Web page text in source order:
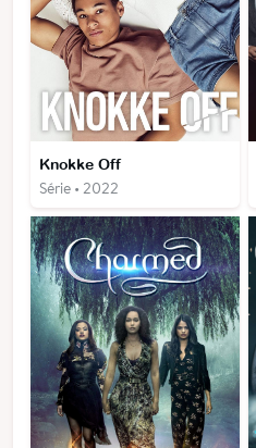
Knokke Off
Série • 2022